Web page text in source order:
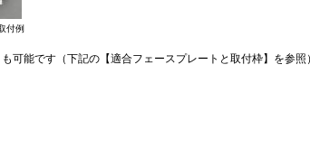
付例
可能です（下記の【適合フェースプレートと取付枠】を参照